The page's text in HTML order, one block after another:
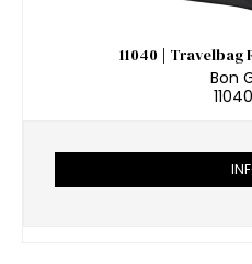
11040 |
Bon